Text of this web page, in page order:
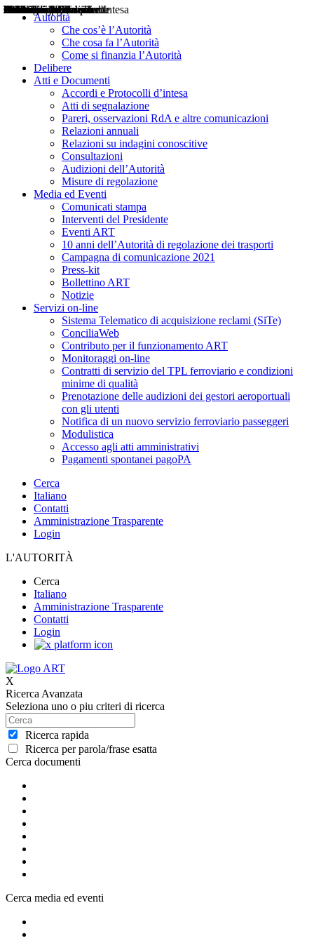
Autorità
Che cos’è l’Autorità
Che cosa fa l’Autorità
Come si finanzia l’Autorità
Delibere
Atti e Documenti
Accordi e Protocolli d’intesa
Atti di segnalazione
Pareri, osservazioni RdA e altre comunicazioni
Relazioni annuali
Relazioni su indagini conoscitive
Consultazioni
Audizioni dell’Autorità
Misure di regolazione
Media ed Eventi
Comunicati stampa
Interventi del Presidente
Eventi ART
10 anni dell’Autorità di regolazione dei trasporti
Campagna di comunicazione 2021
Press-kit
Bollettino ART
Notizie
Servizi on-line
Sistema Telematico di acquisizione reclami (SiTe)
ConciliaWeb
Contributo per il funzionamento ART
Monitoraggi on-line
Contratti di servizio del TPL ferroviario e condizioni
minime di qualità
Prenotazione delle audizioni dei gestori aeroportuali
con gli utenti
Notifica di un nuovo servizio ferroviario passeggeri
Modulistica
Accesso agli atti amministrativi
Pagamenti spontanei pagoPA
Cerca
Italiano
Contatti
Amministrazione Trasparente
Login
L'AUTORITÀ
Cerca
Italiano
Amministrazione Trasparente
Contatti
Login
X
Ricerca Avanzata
Seleziona uno o piu criteri di ricerca
Ricerca rapida
Ricerca per parola/frase esatta
Cerca documenti
Delibere
Pareri
Consultazioni
Audizioni
Atti di Segnalazione
Accordi e Protocolli d'Intesa
Relazioni annuali
Misure di regolazione
Cerca media ed eventi
Notizie
Comunicati Stampa
Bollettini ART
Convegni ART
Interviste del Presidente
Articoli in primo piano
Interventi del Presidente
2004
2005
2010
2013
2014
2015
2016
2017
2018
2019
202
2020
2021
2022
2023
2024
2025
2026
Aereo
Marittimo
Terrestre